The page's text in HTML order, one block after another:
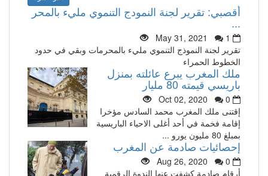
أقصبي: تقرير لجنة النمودج التنموي مليء بالمحر
May 31, 2021
1
تقرير لجنة النموذج التنموي مليء بالمحرمات وبقي في حدود
الخطوط الحمراء
ملك المغرب يبرع عائلته بمنزل
باريسي قيمته 80 مليار
Oct 02, 2020
0
إقتنى ملك المغرب محمد السادس مؤخرا
إقامة فخمة في أحد أغلى الاحياء الباريسية
بمبلغ 80 مليون يورو ...
إحصائيات صادمة عن المغرب
Aug 26, 2020
0
أرقام صادمة كشفت عنها الندوة الرقمية